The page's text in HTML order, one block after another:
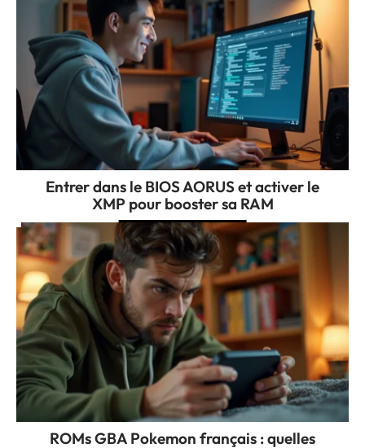
Entrer dans le BIOS AORUS et activer le
XMP pour booster sa RAM
ROMs GBA Pokemon français : quelles